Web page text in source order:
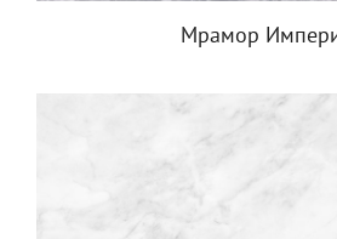
Мрамор